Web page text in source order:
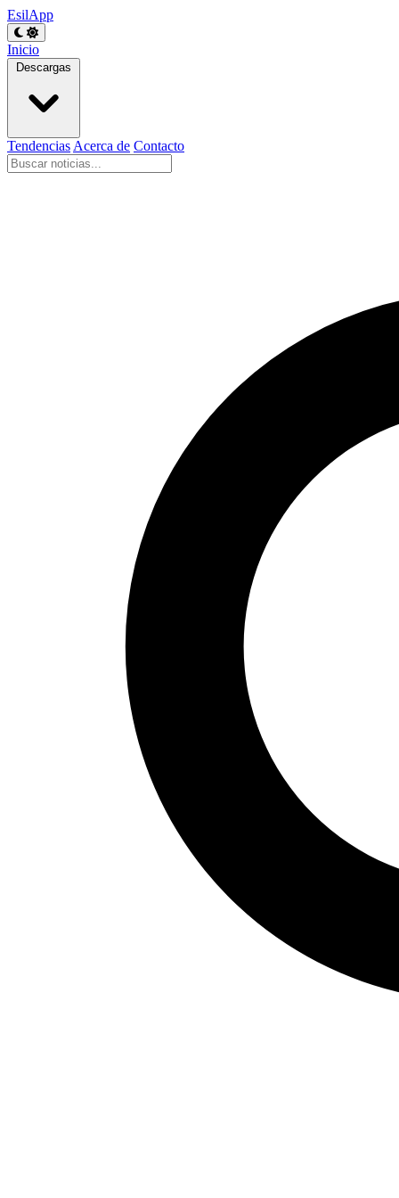
EsilApp
Inicio
Descargas
Tendencias Acerca de Contacto